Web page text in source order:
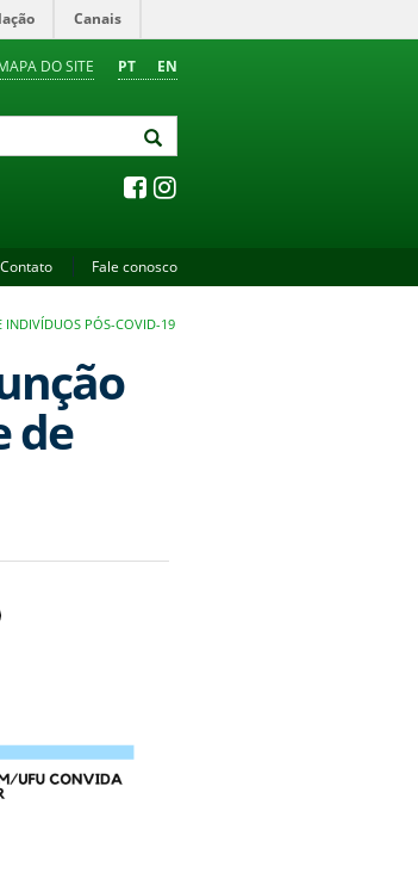
Canais
PT EN
DO SITE
Contato Fale conosco
INDIVÍDUOS PÓS-COVID-19
de